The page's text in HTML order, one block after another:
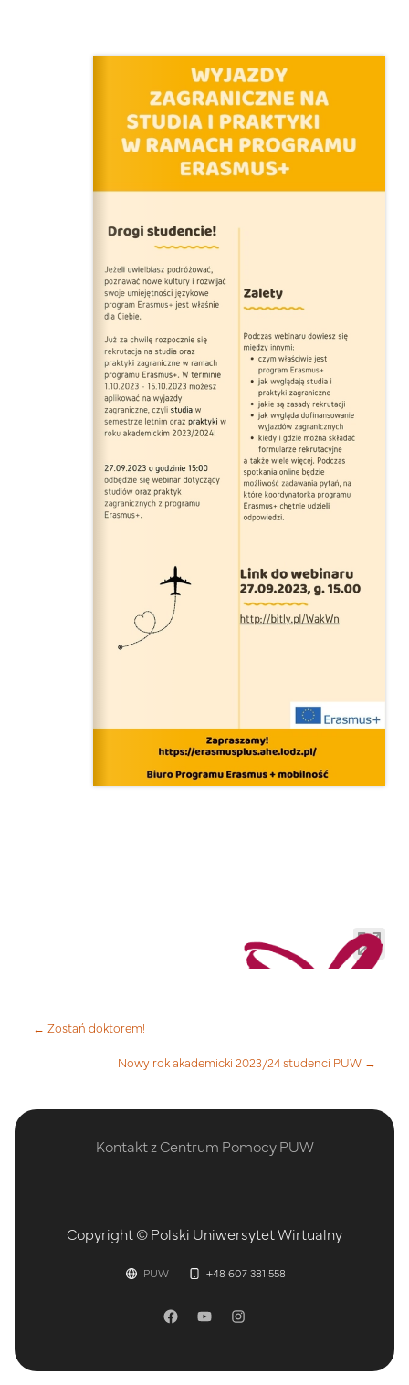
← Zostań doktorem!
Nowy rok akademicki 2023/24 studenci PUW →
Kontakt z Centrum Pomocy PUW
Copyright © Polski Uniwersytet Wirtualny
PUW +48 607 381 558